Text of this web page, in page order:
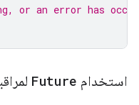
or an error has
استخدام Future